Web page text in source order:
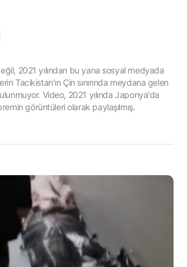
2021 yılından bu yana sosyal medyada
Tacikistan'ın Çin sınırında meydana gelen
Video, 2021 yılında Japonya'da
görüntüleri olarak paylaşılmış.